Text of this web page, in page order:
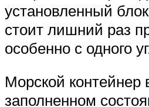
установленный
стоит лишний раз
особенно с одного
Морской контейнер
заполненном